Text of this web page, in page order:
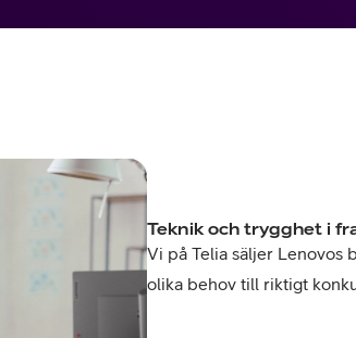
Teknik och trygghet i
Vi på Telia säljer Lenovos
olika behov till riktigt